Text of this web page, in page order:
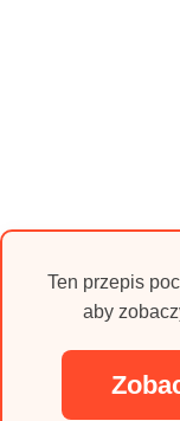
Ten przepis
aby